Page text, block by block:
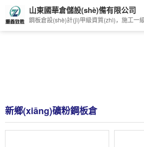
山東國華倉儲設(shè)備有限公司
鋼板倉設(shè)計(jì)甲級資質(zhì)，施工一
新鄉(xiāng)礦粉鋼板倉